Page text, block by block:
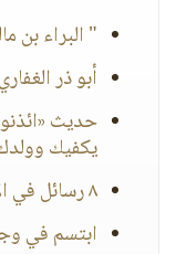
" البراء بن
أبو ذر الغفاري
حديث
يكفيك
٨ رسائل في الاحترام بين الزوجين..
ابتسم في